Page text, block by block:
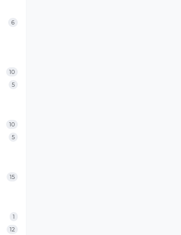
6
10
5
10
5
15
1
12